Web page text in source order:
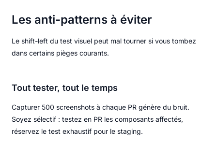
Les anti-patterns à éviter
Le shift-left du test visuel peut mal tourner si vous tombez
dans certains pièges courants.
Tout tester, tout le temps
Capturer 500 screenshots à chaque PR génère du bruit.
Soyez sélectif : testez en PR les composants affectés,
réservez le test exhaustif pour le staging.